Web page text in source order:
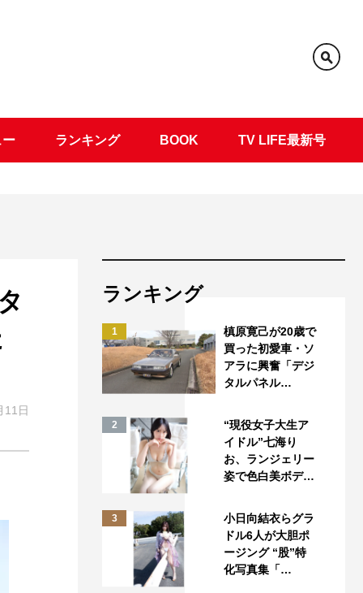
ー ランキング BOOK TV LIFE最新号
11日
ランキング
1
槙原寛己が20歳で
買った初愛車・ソ
アラに興奮「デジ
タルパネル…
2
“現役女子大生ア
イドル”七海り
お、ランジェリー
姿で色白美ボデ…
3
小日向結衣らグラ
ドル6人が大胆ポ
ージング “股”特
化写真集「…